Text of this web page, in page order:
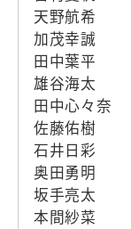
天野航希
加茂幸誠
田中葉平
雄谷海太
田中心々奈
佐藤佑樹
石井日彩
奥田勇明
坂手亮太
本間紗菜